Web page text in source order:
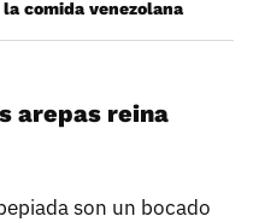
comida venezolana
arepas reina
son un bocado